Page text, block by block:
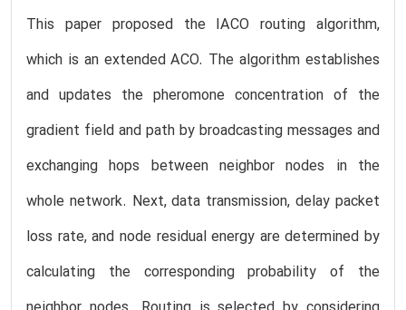
This paper proposed the IACO routing algorithm,
which is an extended ACO. The algorithm establishes
and updates the pheromone concentration of the
gradient field and path by broadcasting messages and
exchanging hops between neighbor nodes in the
whole network. Next, data transmission, delay packet
loss rate, and node residual energy are determined by
calculating the corresponding probability of the